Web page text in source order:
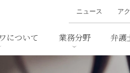
について 業務分野 弁護
ニュース ア